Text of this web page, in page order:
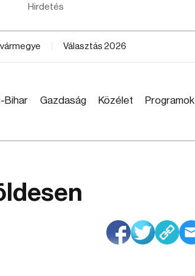
Hirdetés
Választás 2026
Bihar Gazdaság Közélet Programok